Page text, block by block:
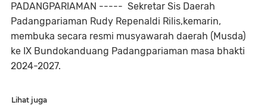
PADANGPARIAMAN ----- Sekretar Sis Daerah
Padangpariaman Rudy Repenaldi Rilis,kemarin,
membuka secara resmi musyawarah daerah (Musda)
ke IX Bundokanduang Padangpariaman masa bhakti
2024-2027.
Lihat juga